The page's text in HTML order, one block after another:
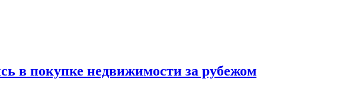
в покупке недвижимости за рубежом